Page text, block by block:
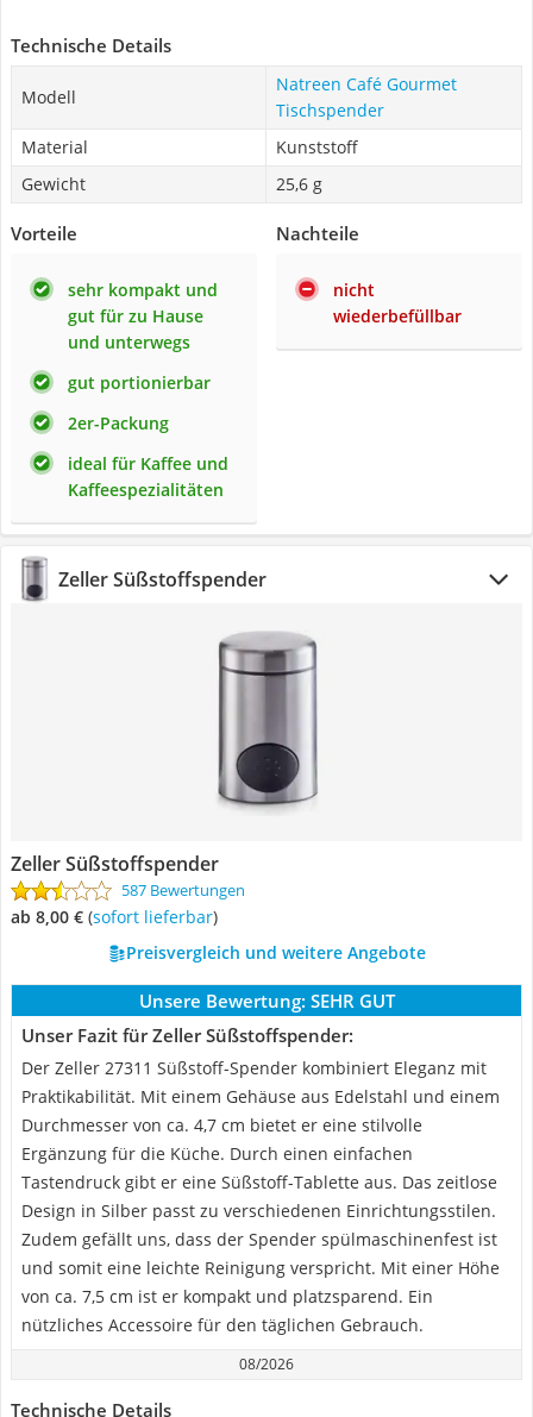
Technische Details
Modell
Natreen Café Gourmet
Tischspender
Material
Kunststoff
Gewicht
25,6 g
Vorteile
sehr kompakt und
gut für zu Hause
und unterwegs
gut portionierbar
2er-Packung
ideal für Kaffee und
Kaffeespezialitäten
Nachteile
nicht
wiederbefüllbar
Zeller Süßstoffspender
Zeller Süßstoffspender
587 Bewertungen
ab 8,00 € ( Sofort lieferbar)
Preisvergleich und weitere Angebote
Unsere Bewertung: SEHR GUT
Unser Fazit für Zeller Süßstoffspender:
Der Zeller 27311 Süßstoff-Spender kombiniert Eleganz mit
Praktikabilität. Mit einem Gehäuse aus Edelstahl und einem
Durchmesser von ca. 4,7 cm bietet er eine stilvolle
Ergänzung für die Küche. Durch einen einfachen
Tastendruck gibt er eine Süßstoff-Tablette aus. Das zeitlose
Design in Silber passt zu verschiedenen Einrichtungsstilen.
Zudem gefällt uns, dass der Spender spülmaschinenfest ist
und somit eine leichte Reinigung verspricht. Mit einer Höhe
von ca. 7,5 cm ist er kompakt und platzsparend. Ein
nützliches Accessoire für den täglichen Gebrauch.
08/2026
Technische Details